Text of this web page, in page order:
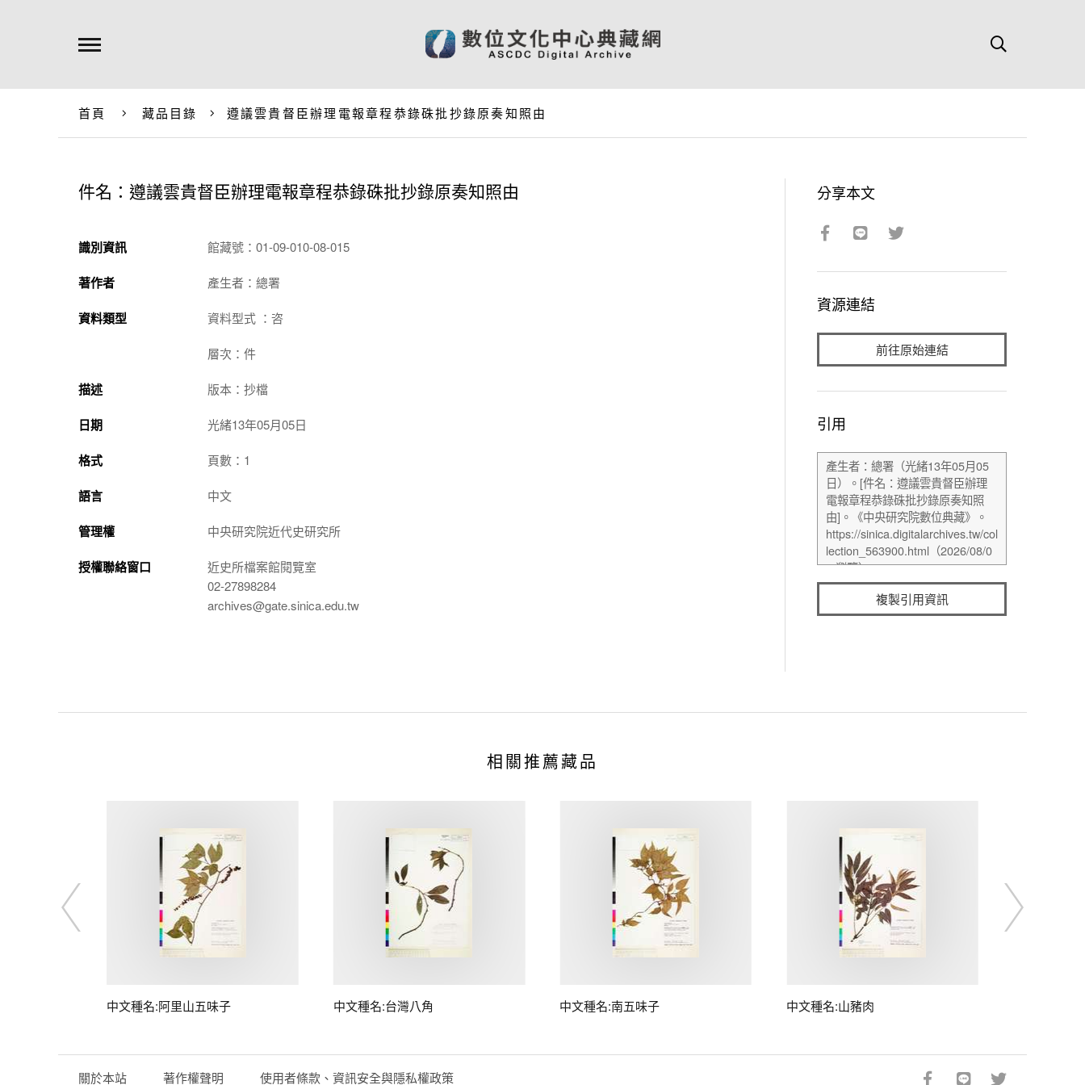
首頁 藏品目錄 遵議雲貴督臣辦理電報章程恭錄硃批抄錄原奏知照由
件名：遵議雲貴督臣辦理電報章程恭錄硃批抄錄原奏知照由
識別資訊 館藏號：01-09-010-08-015
著作者 產生者：總署
資料類型 資料型式 ：咨
層次：件
描述 版本：抄檔
日期 光緒13年05月05日
格式 頁數：1
語言 中文
管理權 中央研究院近代史研究所
授權聯絡窗口
近史所檔案館閱覽室
02-27898284
archives@gate.sinica.edu.tw
分享本文
資源連結
前往原始連結
引用
複製引用資訊
相關推薦藏品
中文種名:阿里山五味子 中文種名:台灣八角 中文種名:南五味子 中文種名:山豬肉
關於本站 著作權聲明 使用者條款、資訊安全與隱私權政策